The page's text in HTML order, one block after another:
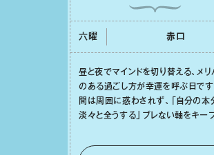
六曜 ⾚⼝
昼と夜でマインドを切り替える、メリ
のある過ごし⽅が幸運を呼ぶ⽇です
間は周囲に惑わされず、「⾃分の本
淡々と全うする」ブレない軸をキー
⾔葉に流されないよう、⼼にしっか